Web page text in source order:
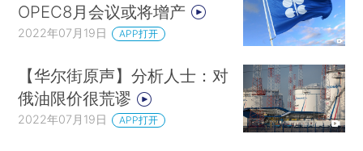
OPEC8月会议或将增产
2022年07月19日 APP打开
【华尔街原声】分析人士：对
俄油限价很荒谬
2022年07月19日 APP打开